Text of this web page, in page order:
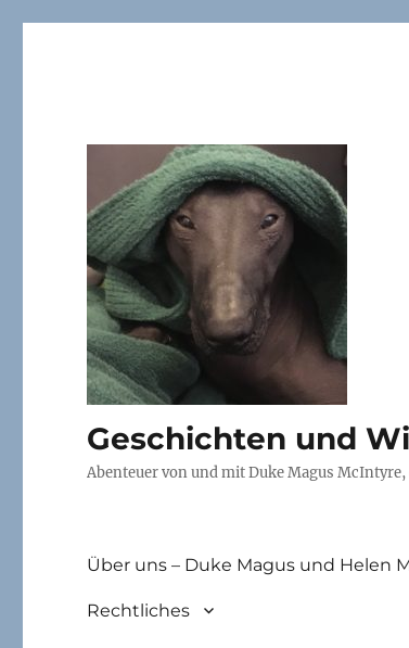
Geschichten und
Abenteuer von und mit Duke Magus
Über uns – Duke Magus und Helen
Rechtliches